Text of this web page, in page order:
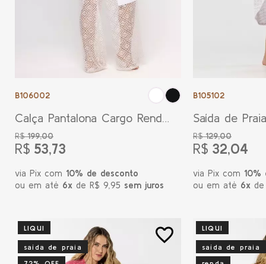
B106002
Calça Pantalona Cargo Renda
Branca
R$199,00
R$ 53,73
via Pix com 10% de desconto
ou em até 6x de R$ 9,95 sem juros
B105102
Saída de
Branca
R$129,00
R$ 32,04
via Pix com 10%
ou em até 6x
LIQUI
saída de praia
favorite_border LIQUI
saída de praia